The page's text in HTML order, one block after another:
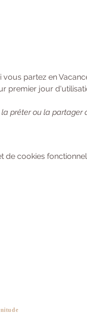
vous partez en
premier jour
la prêter ou la partager
de cookies
itude